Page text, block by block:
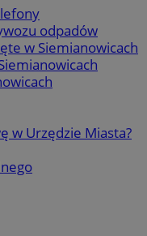
odpadów
w Siemianowicach
w Urzędzie Miasta?